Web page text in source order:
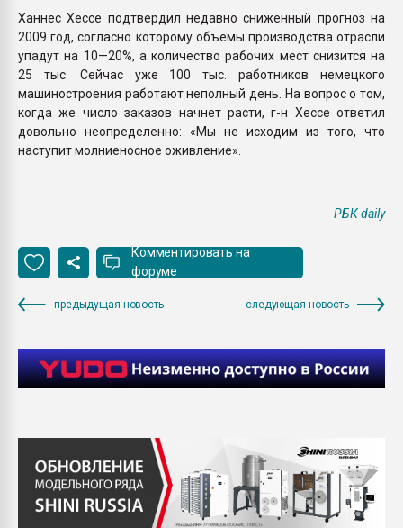
Ханнес Хессе подтвердил недавно сниженный прогноз на
2009 год, согласно которому объемы производства отрасли
упадут на 10—20%, а количество рабочих мест снизится на
25 тыс. Сейчас уже 100 тыс. работников немецкого
машиностроения работают неполный день. На вопрос о том,
когда же число заказов начнет расти, г-н Хессе ответил
довольно неопределенно: «Мы не исходим из того, что
наступит молниеносное оживление».
РБК daily
Комментировать на
форуме
предыдущая новость следующая новость